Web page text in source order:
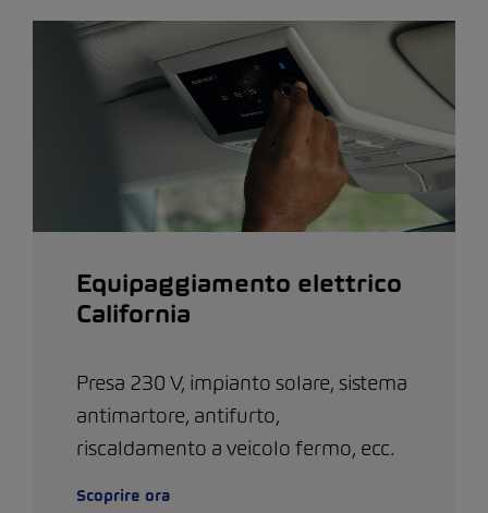
Equipaggiamento elettrico
California
Presa 230 V, impianto solare, sistema
antimartore, antifurto,
riscaldamento a veicolo fermo, ecc.
Scoprire ora